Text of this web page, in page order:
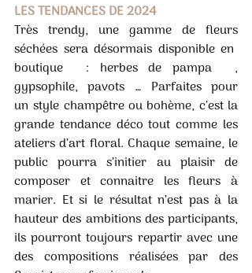
LES TENDANCES DE 2024
Très trendy, une gamme de fleurs
séchées sera désormais disponible en
boutique  : herbes de pampa  ,
gypsophile, pavots … Parfaites pour
un style champêtre ou bohème, c’est la
grande tendance déco tout comme les
ateliers d’art floral. Chaque semaine, le
public pourra s’initier au plaisir de
composer et connaitre les fleurs à
marier. Et si le résultat n’est pas à la
hauteur des ambitions des participants,
ils pourront toujours repartir avec une
des compositions réalisées par des